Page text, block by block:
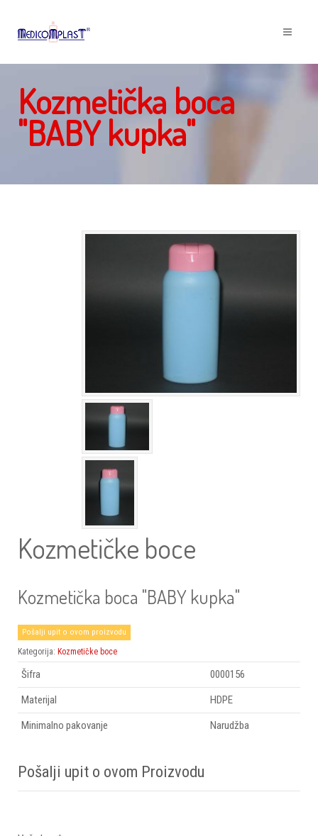
Kozmetička boca
"BABY kupka"
Kozmetičke boce
Kozmetička boca "BABY kupka"
Pošalji upit o ovom proizvodu
Kategorija: Kozmetičke boce
Šifra
0000156
Materijal
HDPE
Minimalno pakovanje
Narudžba
Pošalji upit o ovom Proizvodu